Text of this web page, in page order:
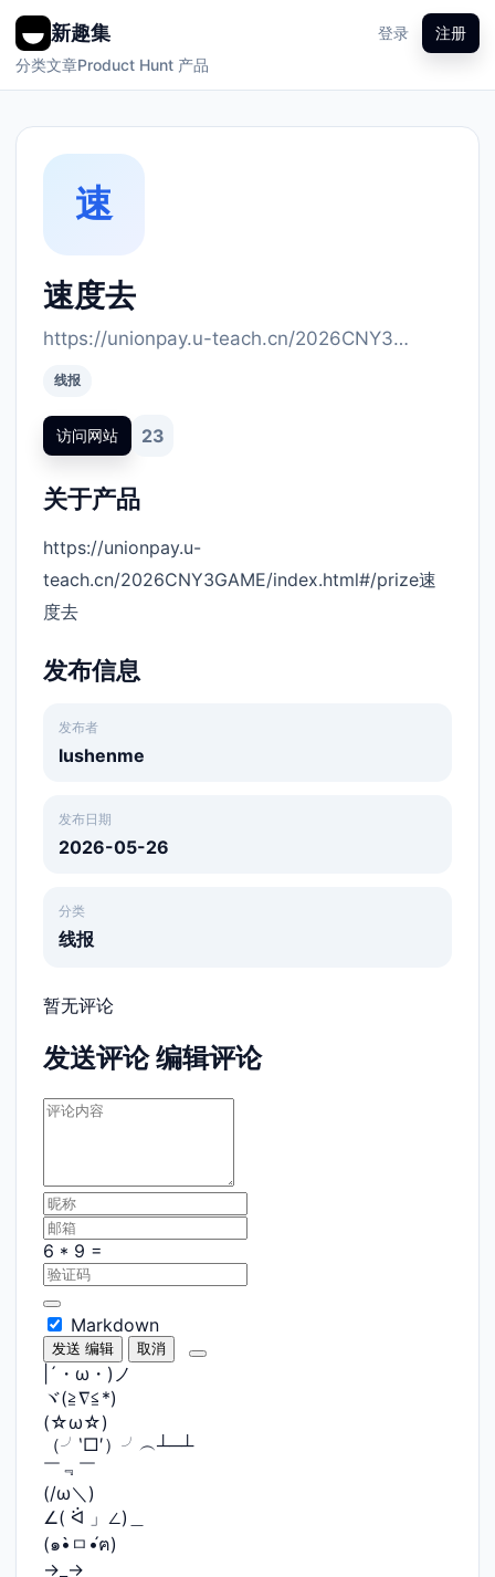
新趣集
分类文章Product Hunt 产品
登录 注册
速
速度去
https://unionpay.u-teach.cn/2026CNY3…
线报
访问网站 23
关于产品
https://unionpay.u-
teach.cn/2026CNY3GAME/index.html#/prize速
度去
发布信息
发布者
lushenme
发布日期
2026-05-26
分类
线报
暂无评论
发送评论 编辑评论
Markdown
发送 编辑 取消
|´・ω・)ノ
ヾ(≧∇≦*)ゝ
(☆ω☆)
（╯‵□′）╯︵┴─┴
￣﹃￣
(/ω＼)
∠( ᐛ 」∠)＿
(๑•̀ㅁ•́ฅ)
→_→